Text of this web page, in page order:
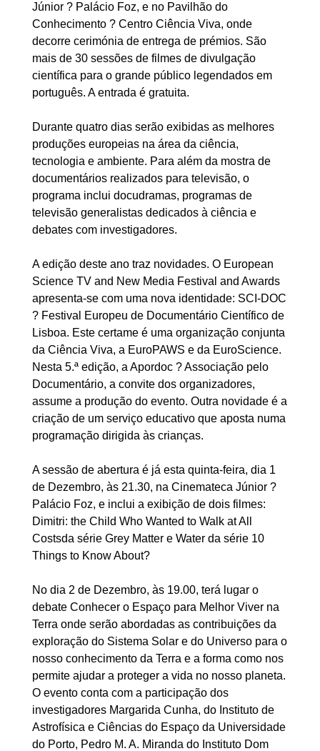
Júnior ? Palácio Foz, e no Pavilhão do
Conhecimento ? Centro Ciência Viva, onde
decorre cerimónia de entrega de prémios. São
mais de 30 sessões de filmes de divulgação
científica para o grande público legendados em
português. A entrada é gratuita.
Durante quatro dias serão exibidas as melhores
produções europeias na área da ciência,
tecnologia e ambiente. Para além da mostra de
documentários realizados para televisão, o
programa inclui docudramas, programas de
televisão generalistas dedicados à ciência e
debates com investigadores.
A edição deste ano traz novidades. O European
Science TV and New Media Festival and Awards
apresenta-se com uma nova identidade: SCI-DOC
? Festival Europeu de Documentário Científico de
Lisboa. Este certame é uma organização conjunta
da Ciência Viva, a EuroPAWS e da EuroScience.
Nesta 5.ª edição, a Apordoc ? Associação pelo
Documentário, a convite dos organizadores,
assume a produção do evento. Outra novidade é a
criação de um serviço educativo que aposta numa
programação dirigida às crianças.
A sessão de abertura é já esta quinta-feira, dia 1
de Dezembro, às 21.30, na Cinemateca Júnior ?
Palácio Foz, e inclui a exibição de dois filmes:
Dimitri: the Child Who Wanted to Walk at All
Costsda série Grey Matter e Water da série 10
Things to Know About?
No dia 2 de Dezembro, às 19.00, terá lugar o
debate Conhecer o Espaço para Melhor Viver na
Terra onde serão abordadas as contribuições da
exploração do Sistema Solar e do Universo para o
nosso conhecimento da Terra e a forma como nos
permite ajudar a proteger a vida no nosso planeta.
O evento conta com a participação dos
investigadores Margarida Cunha, do Instituto de
Astrofísica e Ciências do Espaço da Universidade
do Porto, Pedro M. A. Miranda do Instituto Dom